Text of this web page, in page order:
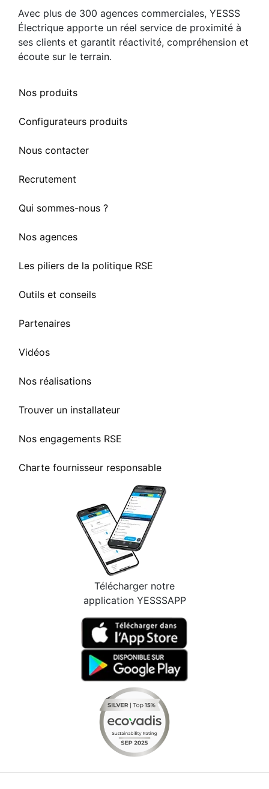
Avec plus de 300 agences commerciales, YESSS
Électrique apporte un réel service de proximité à
ses clients et garantit réactivité, compréhension et
écoute sur le terrain.
Nos produits
Configurateurs produits
Nous contacter
Recrutement
Qui sommes-nous ?
Nos agences
Les piliers de la politique RSE
Outils et conseils
Partenaires
Vidéos
Nos réalisations
Trouver un installateur
Nos engagements RSE
Charte fournisseur responsable
Télécharger notre
application YESSSAPP